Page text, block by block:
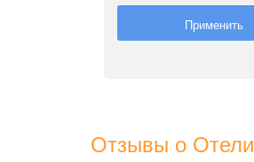
Отзывы о Отели